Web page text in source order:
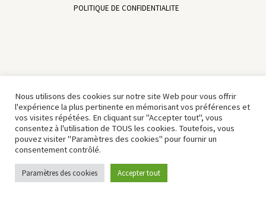
POLITIQUE DE CONFIDENTIALITE
Nous utilisons des cookies sur notre site Web pour vous offrir
l'expérience la plus pertinente en mémorisant vos préférences et
vos visites répétées. En cliquant sur "Accepter tout", vous
consentez à l'utilisation de TOUS les cookies. Toutefois, vous
pouvez visiter "Paramètres des cookies" pour fournir un
consentement contrôlé.
Paramètres des cookies Accepter tout